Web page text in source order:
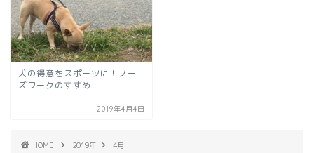
犬の得意をスポーツに！ノー
ズワークのすすめ
2019年4月4日
HOME 2019年 4月